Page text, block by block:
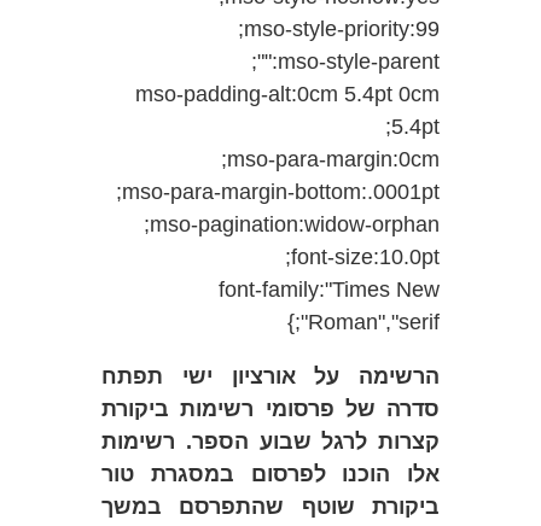
mso-style-priority:99;
mso-style-parent:"";
mso-padding-alt:0cm 5.4pt 0cm
5.4pt;
mso-para-margin:0cm;
mso-para-margin-bottom:.0001pt;
mso-pagination:widow-orphan;
font-size:10.0pt;
font-family:"Times New
Roman","serif";}
הרשימה על אורציון ישי תפתח
סדרה של פרסומי רשימות ביקורת
קצרות לרגל שבוע הספר. רשימות
אלו הוכנו לפרסום במסגרת טור
ביקורת שוטף שהתפרסם במשך